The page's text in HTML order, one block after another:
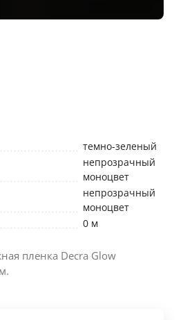
темно-зеленый
непрозрачный
моноцвет
непрозрачный
моноцвет
0 м
пленка Decra Glow